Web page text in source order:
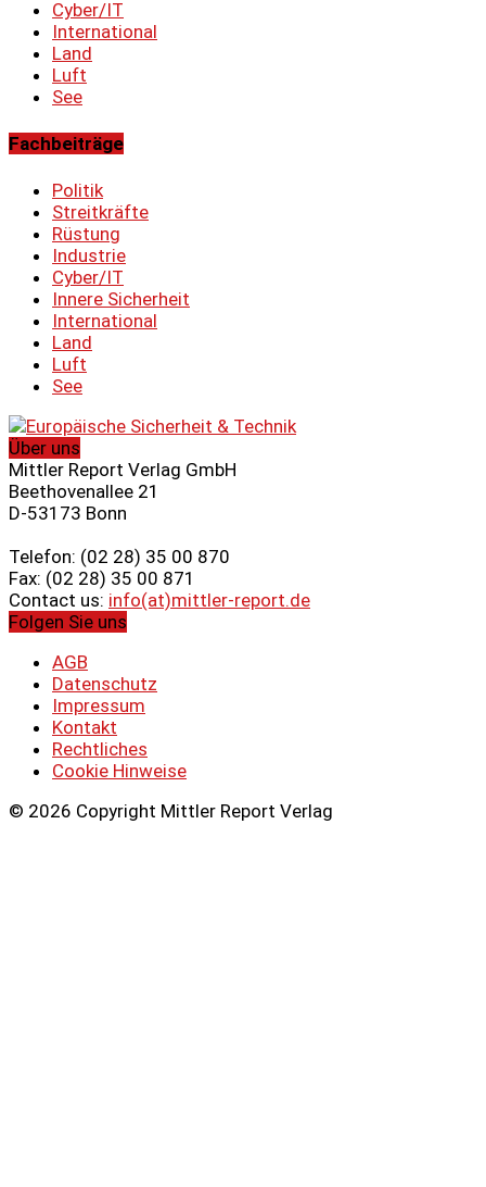
Cyber/IT
International
Land
Luft
See
Fachbeiträge
Politik
Streitkräfte
Rüstung
Industrie
Cyber/IT
Innere Sicherheit
International
Land
Luft
See
Über uns
Mittler Report Verlag GmbH
Beethovenallee 21
D-53173 Bonn
Telefon: (02 28) 35 00 870
Fax: (02 28) 35 00 871
Contact us: info(at)mittler-report.de
Folgen Sie uns
AGB
Datenschutz
Impressum
Kontakt
Rechtliches
Cookie Hinweise
© 2026 Copyright Mittler Report Verlag